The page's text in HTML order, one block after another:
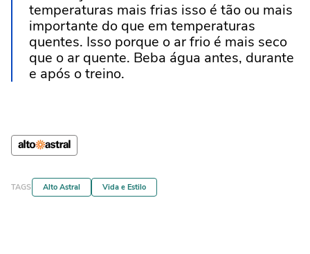
temperaturas mais frias isso é tão ou mais
importante do que em temperaturas
quentes. Isso porque o ar frio é mais seco
que o ar quente. Beba água antes, durante
e após o treino.
TAGS Alto Astral Vida e Estilo